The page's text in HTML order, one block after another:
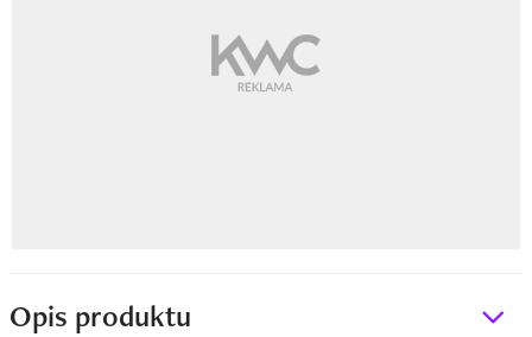
Opis produktu